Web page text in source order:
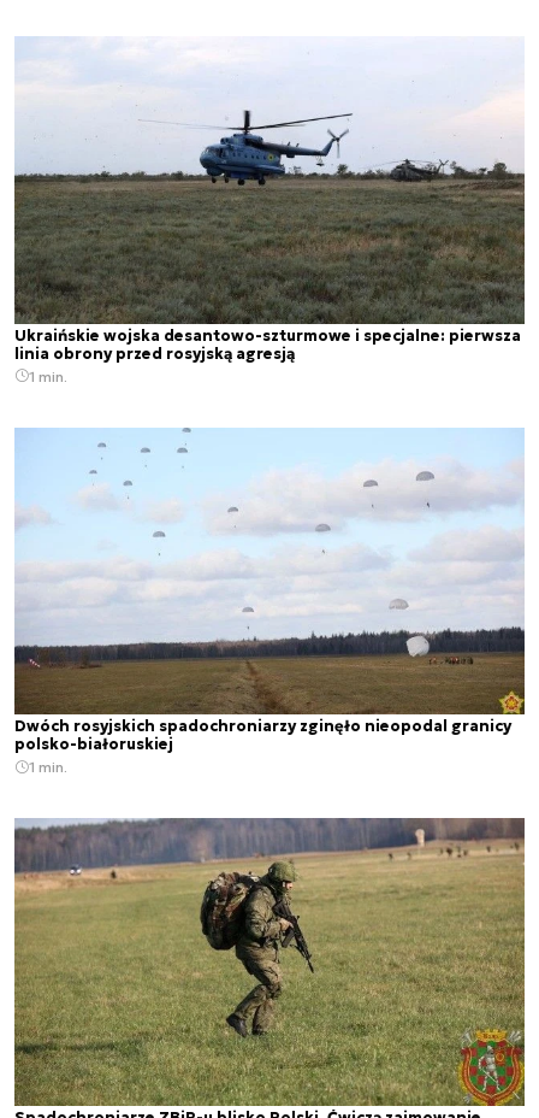
Ukraińskie wojska desantowo-szturmowe i specjalne: pierwsza
linia obrony przed rosyjską agresją
1 min.
Dwóch rosyjskich spadochroniarzy zginęło nieopodal granicy
polsko-białoruskiej
1 min.